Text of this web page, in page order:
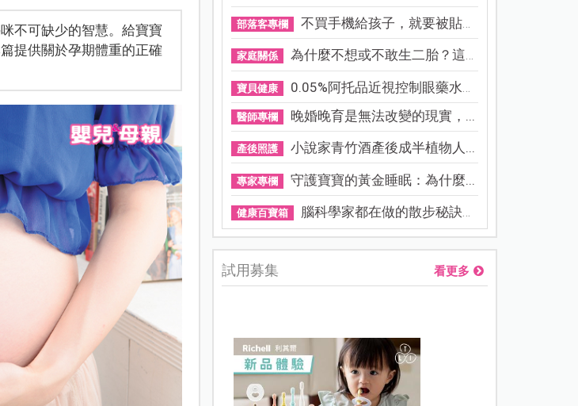
不可缺少的智慧。給寶寶
提供關於孕期體重的正確
部落客專欄 不買手機給孩子，就要被貼「...
家庭關係 為什麼不想或不敢生二胎？這8...
寶貝健康 0.05%阿托品近視控制眼藥水納...
醫師專欄 晚婚晚育是無法改變的現實，...
產後照護 小說家青竹酒產後成半植物人...
專家專欄 守護寶寶的黃金睡眠：為什麼...
健康百寶箱 腦科學家都在做的散步秘訣！...
試用募集 看更多